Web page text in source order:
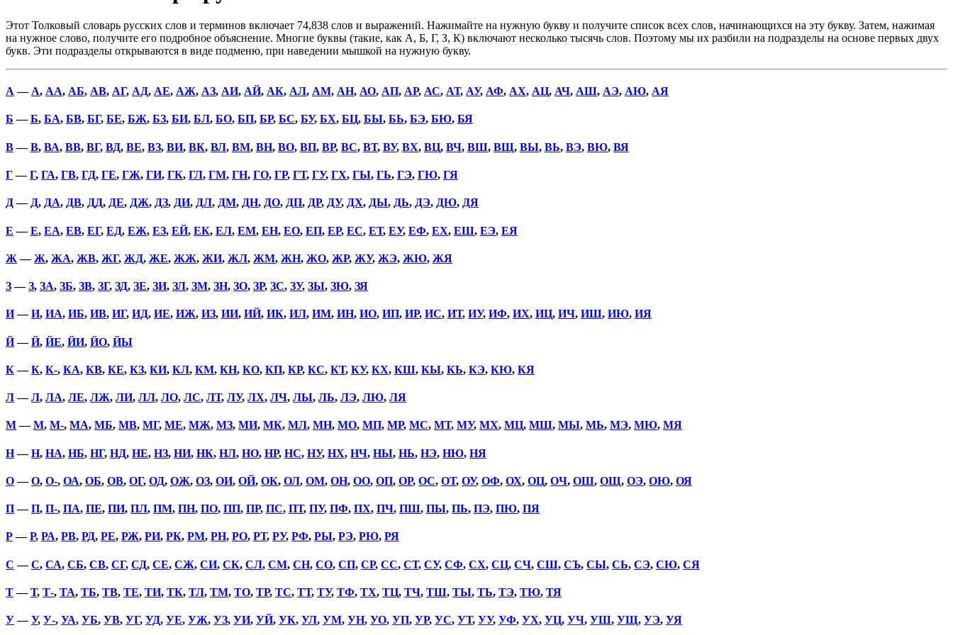
Этот Толковый словарь русских слов и терминов включает 74,838 слов и выражений. Нажимайте на нужную букву и получите список всех слов, начинающихся на эту букву. Затем, нажимая
на нужное слово, получите его подробное объяснение. Многие буквы (такие, как А, Б, Г, З, К) включают несколько тысячь слов. Поэтому мы их разбили на подразделы на основе первых двух
букв. Эти подразделы открываются в виде подменю, при наведении мышкой на нужную букву.
А — А, АА, АБ, АВ, АГ, АД, АЕ, АЖ, АЗ, АИ, АЙ, АК, АЛ, АМ, АН, АО, АП, АР, АС, АТ, АУ, АФ, АХ, АЦ, АЧ, АШ, АЭ, АЮ, АЯ
Б —Б, БА, БВ, БГ, БЕ, БЖ, БЗ, БИ, БЛ, БО, БП, БР, БС, БУ, БХ, БЦ, БЫ, БЬ, БЭ, БЮ, БЯ
В—В, ВА, ВВ, ВГ, ВД, ВЕ, ВЗ, ВИ, ВК, ВЛ, ВМ, ВН, ВО, ВП, ВР, ВС, ВТ, ВУ, ВХ, ВЦ, ВЧ, ВШ, ВЩ, ВЫ, ВЬ, ВЭ, ВЮ, ВЯ
Г—Г, ГА, ГВ, ГД, ГЕ, ГЖ, ГИ, ГК, ГЛ, ГМ, ГН, ГО, ГР, ГТ, ГУ, ГХ, ГЫ, ГЬ, ГЭ, ГЮ, ГЯ
Д— Д, ДА, ДВ, ДД, ДЕ, ДЖ, ДЗ, ДИ, ДЛ, ДМ, ДН, ДО, ДП, ДР, ДУ, ДХ, ДЫ, ДЬ, ДЭ, ДЮ, ДЯ
Е —Е, ЕА, ЕВ, ЕГ, ЕД, ЕЖ, ЕЗ, ЕЙ, ЕК, ЕЛ, ЕМ, ЕН, ЕО, ЕП, ЕР, ЕС, ЕТ, ЕУ, ЕФ, ЕХ, ЕШ, ЕЭ, ЕЯ
Ж —Ж, ЖА, ЖВ, ЖГ, ЖД, ЖЕ, ЖЖ, ЖИ, ЖЛ, ЖМ, ЖН, ЖО, ЖР, ЖУ, ЖЭ, ЖЮ, ЖЯ
З—З, ЗА, ЗБ, ЗВ, ЗГ, ЗД, ЗЕ, ЗИ, ЗЛ, ЗМ, ЗН, ЗО, ЗР, ЗС, ЗУ, ЗЫ, ЗЮ, ЗЯ
И—И, ИА, ИБ, ИВ, ИГ, ИД, ИЕ, ИЖ, ИЗ, ИИ, ИЙ, ИК, ИЛ, ИМ, ИН, ИО, ИП, ИР, ИС, ИТ, ИУ, ИФ, ИХ, ИЦ, ИЧ, ИШ, ИЮ, ИЯ
Й—Й, ЙЕ, ЙИ, ЙО, ЙЫ
К—К, К-, КА, КВ, КЕ, КЗ, КИ, КЛ, КМ, КН, КО, КП, КР, КС, КТ, КУ, КХ, КШ, КЫ, КЬ, КЭ, КЮ, КЯ
Л—Л, ЛА, ЛЕ, ЛЖ, ЛИ, ЛЛ, ЛО, ЛС, ЛТ, ЛУ, ЛХ, ЛЧ, ЛЫ, ЛЬ, ЛЭ, ЛЮ, ЛЯ
М—М, М-, МА, МБ, МВ, МГ, МЕ, МЖ, МЗ, МИ, МК, МЛ, МН, МО, МП, МР, МС, МТ, МУ, МХ, МЦ, МШ, МЫ, МЬ, МЭ, МЮ, МЯ
Н—Н, НА, НБ, НГ, НД, НЕ, НЗ, НИ, НК, НЛ, НО, НР, НС, НУ, НХ, НЧ, НЫ, НЬ, НЭ, НЮ, НЯ
О—О, О-, ОА, ОБ, ОВ, ОГ, ОД, ОЖ, ОЗ, ОИ, ОЙ, ОК, ОЛ, ОМ, ОН, ОО, ОП, ОР, ОС, ОТ, ОУ, ОФ, ОХ, ОЦ, ОЧ, ОШ, ОЩ, ОЭ, ОЮ, ОЯ
П—П, П-, ПА, ПЕ, ПИ, ПЛ, ПМ, ПН, ПО, ПП, ПР, ПС, ПТ, ПУ, ПФ, ПХ, ПЧ, ПШ, ПЫ, ПЬ, ПЭ, ПЮ, ПЯ
Р—Р, РА, РВ, РД, РЕ, РЖ, РИ, РК, РМ, РН, РО, РТ, РУ, РФ, РЫ, РЭ, РЮ, РЯ
С —С, СА, СБ, СВ, СГ, СД, СЕ, СЖ, СИ, СК, СЛ, СМ, СН, СО, СП, СР, СС, СТ, СУ, СФ, СХ, СЦ, СЧ, СШ, СЪ, СЫ, СЬ, СЭ, СЮ, СЯ
Т—Т, Т-, ТА, ТБ, ТВ, ТЕ, ТИ, ТК, ТЛ, ТМ, ТО, ТР, ТС, ТТ, ТУ, ТФ, ТХ, ТЦ, ТЧ, ТШ, ТЫ, ТЬ, ТЭ, ТЮ, ТЯ
У—У, У-, УА, УБ, УВ, УГ, УД, УЕ, УЖ, УЗ, УИ, УЙ, УК, УЛ, УМ, УН, УО, УП, УР, УС, УТ, УУ, УФ, УХ, УЦ, УЧ, УШ, УЩ, УЭ, УЯ